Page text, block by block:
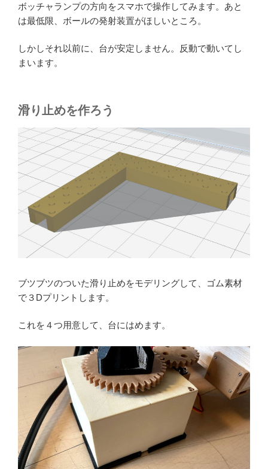
ボッチャランプの方向をスマホで操作してみます。あと
は最低限、ボールの発射装置がほしいところ。
しかしそれ以前に、台が安定しません。反動で動いてし
まいます。
滑り止めを作ろう
ブツブツのついた滑り止めをモデリングして、ゴム素材
で３Dプリントします。
これを４つ用意して、台にはめます。